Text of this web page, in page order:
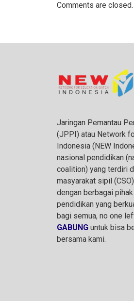
Comments are closed.
Jaringan Pemantau
(JPPI) atau Network
Indonesia (NEW
nasional pendidikan
coalition) yang terdiri
masyarakat sipil
dengan berbagai
pendidikan yang
bagi semua, no one
GABUNG untuk bisa
bersama kami.